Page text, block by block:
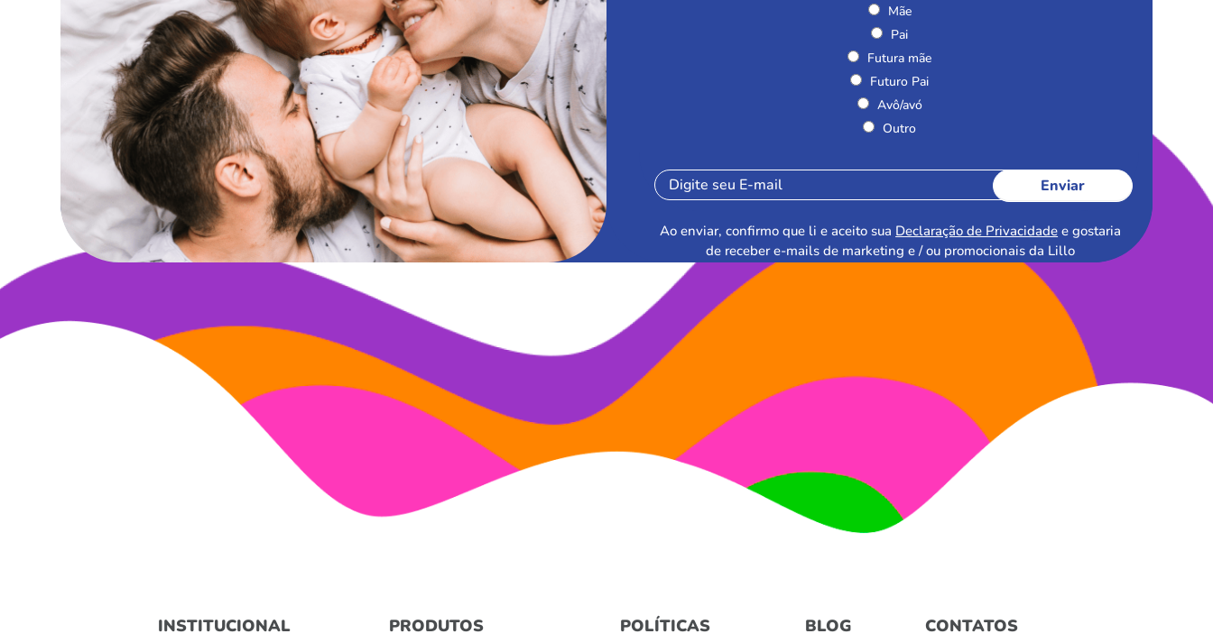
Mãe
Pai
Futura mãe
Futuro Pai
Avô/avó
Outro
Enviar
Ao enviar, confirmo que li e aceito sua Declaração de Privacidade e gostaria
de receber e-mails de marketing e / ou promocionais da Lillo
INSTITUCIONAL PRODUTOS POLÍTICAS BLOG CONTATOS